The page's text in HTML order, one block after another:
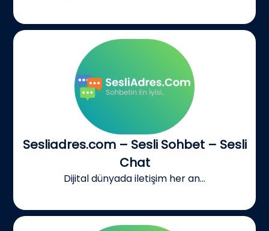
Sesliadres.com – Sesli Sohbet – Sesli
Chat
Dijital dünyada iletişim her an...